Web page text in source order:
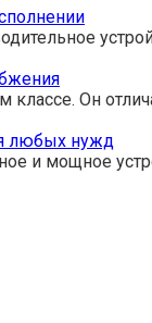
Он
любых нужд
и мощное